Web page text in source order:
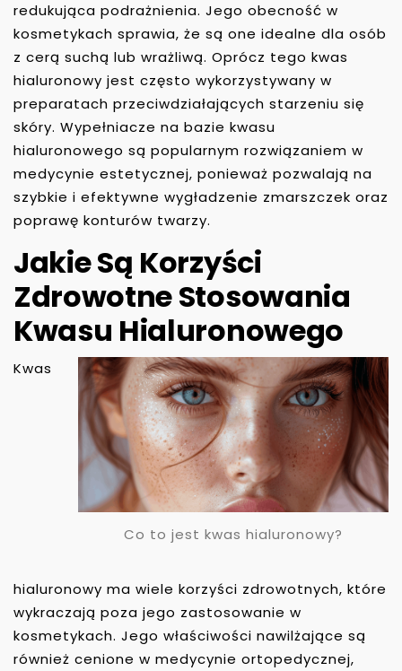
redukująca podrażnienia. Jego obecność w
kosmetykach sprawia, że są one idealne dla osób
z cerą suchą lub wrażliwą. Oprócz tego kwas
hialuronowy jest często wykorzystywany w
preparatach przeciwdziałających starzeniu się
skóry. Wypełniacze na bazie kwasu
hialuronowego są popularnym rozwiązaniem w
medycynie estetycznej, ponieważ pozwalają na
szybkie i efektywne wygładzenie zmarszczek oraz
poprawę konturów twarzy.
Jakie Są Korzyści
Zdrowotne Stosowania
Kwasu Hialuronowego
Co to jest kwas hialuronowy?
Kwas
hialuronowy ma wiele korzyści zdrowotnych, które
wykraczają poza jego zastosowanie w
kosmetykach. Jego właściwości nawilżające są
również cenione w medycynie ortopedycznej,